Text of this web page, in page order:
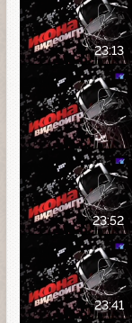
23:13
23:52
23:41